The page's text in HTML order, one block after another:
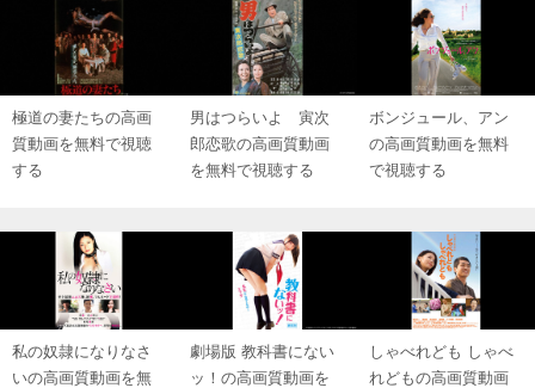
極道の妻たちの高画
質動画を無料で視聴
する
男はつらいよ 寅次
郎恋歌の高画質動画
を無料で視聴する
ボンジュール、アン
の高画質動画を無料
で視聴する
私の奴隷になりなさ
いの高画質動画を無
劇場版 教科書にない
ッ！の高画質動画を
しゃべれども しゃべ
れどもの高画質動画